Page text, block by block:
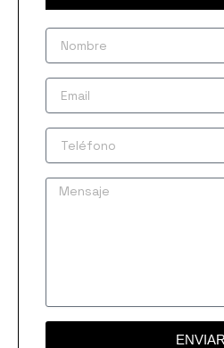
Nombre
Email
Teléfono
Mensaje
ENVIAR